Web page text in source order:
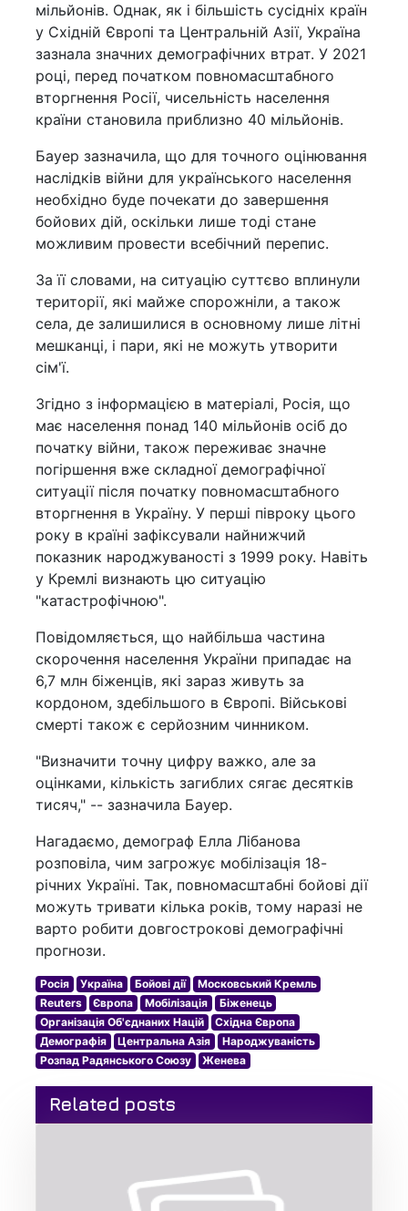
мільйонів. Однак, як і більшість сусідніх країн
у Східній Європі та Центральній Азії, Україна
зазнала значних демографічних втрат. У 2021
році, перед початком повномасштабного
вторгнення Росії, чисельність населення
країни становила приблизно 40 мільйонів.
Бауер зазначила, що для точного оцінювання
наслідків війни для українського населення
необхідно буде почекати до завершення
бойових дій, оскільки лише тоді стане
можливим провести всебічний перепис.
За її словами, на ситуацію суттєво вплинули
території, які майже спорожніли, а також
села, де залишилися в основному лише літні
мешканці, і пари, які не можуть утворити
сім'ї.
Згідно з інформацією в матеріалі, Росія, що
має населення понад 140 мільйонів осіб до
початку війни, також переживає значне
погіршення вже складної демографічної
ситуації після початку повномасштабного
вторгнення в Україну. У перші півроку цього
року в країні зафіксували найнижчий
показник народжуваності з 1999 року. Навіть
у Кремлі визнають цю ситуацію
"катастрофічною".
Повідомляється, що найбільша частина
скорочення населення України припадає на
6,7 млн біженців, які зараз живуть за
кордоном, здебільшого в Європі. Військові
смерті також є серйозним чинником.
"Визначити точну цифру важко, але за
оцінками, кількість загиблих сягає десятків
тисяч," -- зазначила Бауер.
Нагадаємо, демограф Елла Лібанова
розповіла, чим загрожує мобілізація 18-
річних Україні. Так, повномасштабні бойові дії
можуть тривати кілька років, тому наразі не
варто робити довгострокові демографічні
прогнози.
Росія Україна Бойові дії
Московський Кремль
Reuters
Європа Мобілізація
Біженець
Організація Об'єднаних Націй
Східна Європа
Демографія
Центральна Азія
Народжуваність
Розпад Радянського Союзу
Женева
Related posts